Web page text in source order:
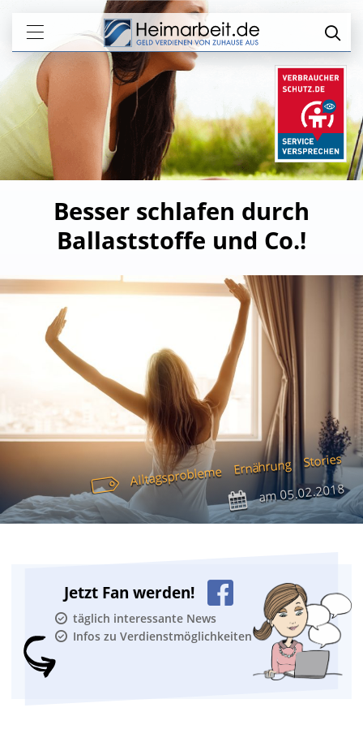
Besser schlafen durch
Ballaststoffe und Co.!
Alltagsprobleme Ernährung Stories
am05.02.2018
Jetzt Fan werden!
täglich interessante News
Infos zu Verdienstmöglichkeiten